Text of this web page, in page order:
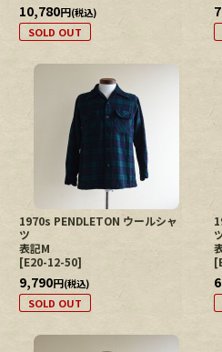
10,780円(税込)
SOLD OUT
1970s PENDLETON ウールシャ
ツ
表記M
[E20-12-50]
9,790円(税込)
SOLD OUT
[